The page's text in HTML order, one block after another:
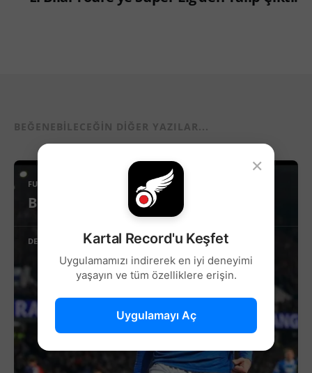
BEĞENEBILECEĞIN DIĞER YAZILAR...
FUTBOL
Beşiktaş’ta Sağ Kanat İçin Yeni Aday!
DEVAMINI OKU
×
Kartal Record'u Keşfet
Uygulamamızı indirerek en iyi deneyimi
yaşayın ve tüm özelliklere erişin.
Uygulamayı Aç